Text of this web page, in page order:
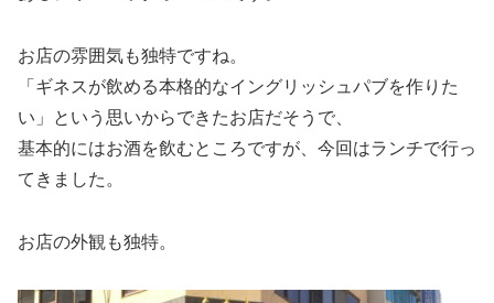
お店の雰囲気も独特ですね。
「ギネスが飲める本格的なイングリッシュパブを作りた
い」という思いからできたお店だそうで、
基本的にはお酒を飲むところですが、今回はランチで行っ
てきました。
お店の外観も独特。